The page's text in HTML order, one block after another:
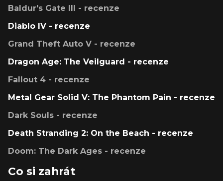
Baldur's Gate III - recenze
Diablo IV - recenze
Grand Theft Auto V - recenze
Dragon Age: The Veilguard - recenze
Fallout 4 - recenze
Metal Gear Solid V: The Phantom Pain - recenze
Dark Souls - recenze
Death Stranding 2: On the Beach - recenze
Doom: The Dark Ages - recenze
Co si zahrát